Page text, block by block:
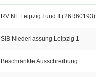
RV NL Leipzig I und II (26R60193)
SIB Niederlassung Leipzig 1
Beschränkte Ausschreibung